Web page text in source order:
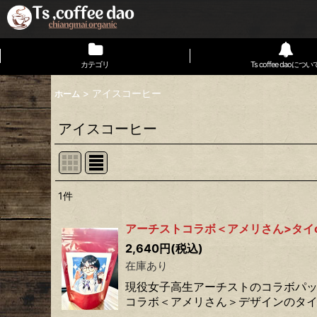
カテゴリ Ts coffee daoについ
ホーム > アイスコーヒー
アイスコーヒー
並び順:
1件
アーチストコラボ＜アメリさん>タ
2,640円 (税込)
在庫あり
現役女子高生アーチストのコラボパ
コラボ＜アメリさん＞デザインのタ